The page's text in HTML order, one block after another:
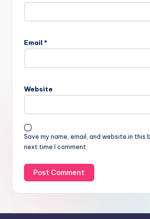
Email *
Website
Save my name, email, and website in this
next time I comment.